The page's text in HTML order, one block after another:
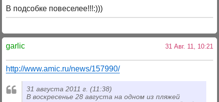
В подсобке повеселее!!!:)))
garlic 31 Авг. 11, 10:21
http://www.amic.ru/news/157990/
31 августа 2011 г. (11:38)
В воскресенье 28 августа на одном из пляжей